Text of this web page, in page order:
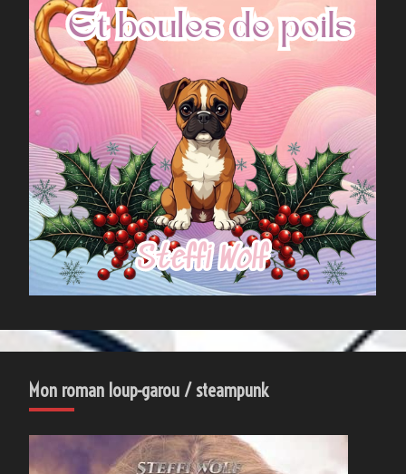
Mon roman loup-garou / steampunk